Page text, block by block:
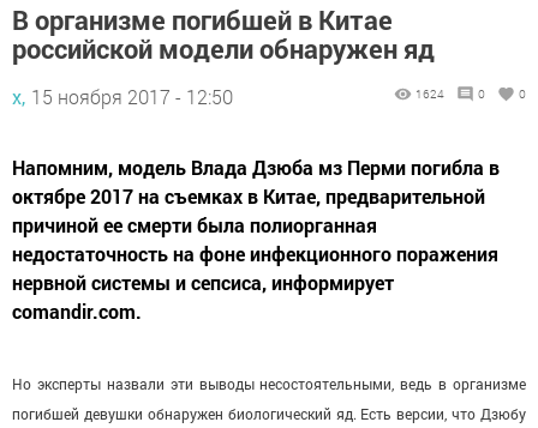
В организме погибшей в Китае
российской модели обнаружен яд
х, 15 ноября 2017 - 12:50 1624 0 0
Напомним, модель Влада Дзюба мз Перми погибла в
октябре 2017 на съемках в Китае, предварительной
причиной ее смерти была полиорганная
недостаточность на фоне инфекционного поражения
нервной системы и сепсиса, информирует
comandir.com.
Но эксперты назвали эти выводы несостоятельными, ведь в организме
погибшей девушки обнаружен биологический яд. Есть версии, что Дзюбу